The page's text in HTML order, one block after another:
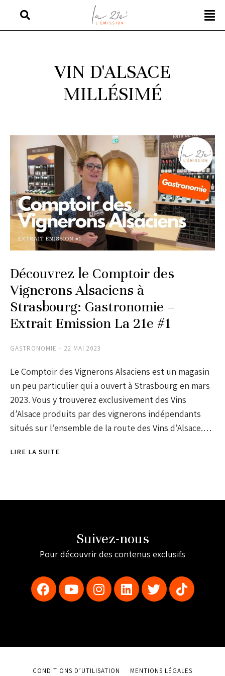
VIN D'ALSACE
MILLÉSIMÉ
Découvrez le Comptoir des
Vignerons Alsaciens à
Strasbourg: Gastronomie –
Extrait Emission La 21e #1
GASTRONOMIE 22 MAI 2023
Le Comptoir des Vignerons Alsaciens est un magasin
un peu particulier qui a ouvert à Strasbourg en mars
2023. Vous y trouverez exclusivement des Vins
d’Alsace produits par des vignerons indépendants
situés sur l’ensemble de la route des Vins d’Alsace.…
LIRE LA SUITE
Suivez-nous
Pour découvrir des contenus exclusifs
CONDITIONS D’UTILISATION MENTIONS LÉGALES